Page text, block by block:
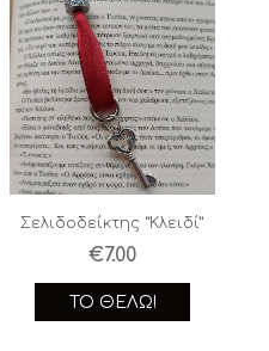
Σελιδοδείκτης “Κλειδί”
€7.00
ΤΟ ΘΈΛΩ!